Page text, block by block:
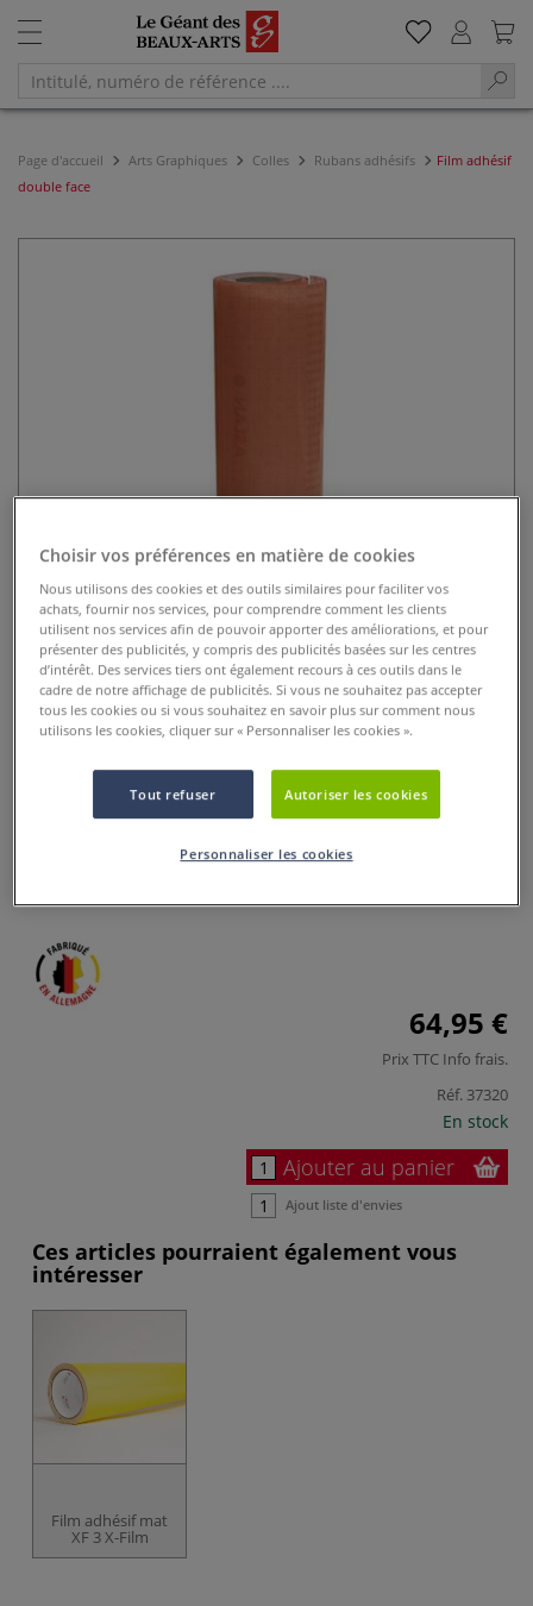
Page d'accueil Arts Graphiques Colles Rubans adhésifs
Film adhésif
double face
Film adhésif double face
0 Commentaires
Ce Film adhésif double face est idéal pour la fixation sur
64,95 €
Prix TTC Info frais.
Réf. 37320
En stock
Ajouter au panier
Ajout liste d'envies
Ces articles pourraient également vous
intéresser
Film adhésif mat
XF 3 X-Film
Choisir vos préférences en matière de cookies
Nous utilisons des cookies et des outils similaires pour faciliter vos
achats, fournir nos services, pour comprendre comment les clients
utilisent nos services afin de pouvoir apporter des améliorations, et pour
présenter des publicités, y compris des publicités basées sur les centres
d’intérêt. Des services tiers ont également recours à ces outils dans le
cadre de notre affichage de publicités. Si vous ne souhaitez pas accepter
tous les cookies ou si vous souhaitez en savoir plus sur comment nous
utilisons les cookies, cliquer sur « Personnaliser les cookies ».
Tout refuser Autoriser les cookies
Personnaliser les cookies